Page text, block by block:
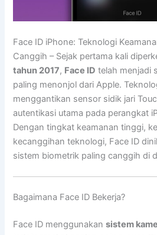
Face ID iPhone: Teknologi
Canggih – Sejak pertama kali
tahun 2017, Face ID telah menjadi
paling menonjol dari Apple.
menggantikan sensor sidik jari
autentikasi utama pada perangkat
Dengan tingkat keamanan tinggi,
kecanggihan teknologi, Face ID
sistem biometrik paling canggih di
Bagaimana Face ID Bekerja?
Face ID menggunakansistem